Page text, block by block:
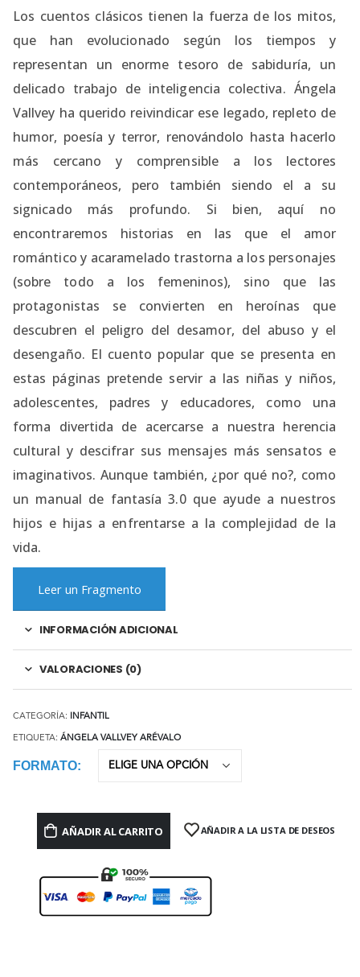
Los cuentos clásicos tienen la fuerza de los mitos,
que han evolucionado según los tiempos y
representan un enorme tesoro de sabiduría, un
delicado trabajo de inteligencia colectiva. Ángela
Vallvey ha querido reivindicar ese legado, repleto de
humor, poesía y terror, renovándolo hasta hacerlo
más cercano y comprensible a los lectores
contemporáneos, pero también siendo el a su
signicado más profundo. Si bien, aquí no
encontraremos historias en las que el amor
romántico y acaramelado trastorna a los personajes
(sobre todo a los femeninos), sino que las
protagonistas se convierten en heroínas que
descubren el peligro del desamor, del abuso y el
desengaño. El cuento popular que se presenta en
estas páginas pretende servir a las niñas y niños,
adolescentes, padres y educadores, como una
forma divertida de acercarse a nuestra herencia
cultural y descifrar sus mensajes más sensatos e
imaginativos. Aunque también, ¿por qué no?, como
un manual de fantasía 3.0 que ayude a nuestros
hijos e hijas a enfrentarse a la complejidad de la
vida.
Leer un Fragmento
INFORMACIÓN ADICIONAL
VALORACIONES (0)
CATEGORÍA: INFANTIL
ETIQUETA: ÁNGELA VALLVEY ARÉVALO
FORMATO
AÑADIR AL CARRITO AÑADIR A LA LISTA DE DESEOS